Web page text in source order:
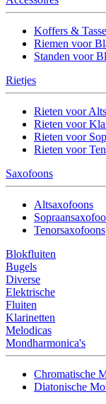
Koffers &
Riemen voor
Standen voor
Rietjes
Rieten voor
Rieten voor
Rieten voor
Rieten voor
Saxofoons
Altsaxofoons
Tenorsaxofoons
Blokfluiten
Bugels
Diverse
Elektrische
Fluiten
Klarinetten
Melodicas
Mondharmonica's
Chromatische
Diatonische